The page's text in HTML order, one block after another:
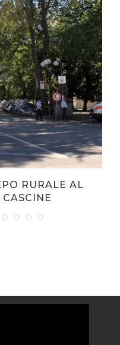
RURALE AL